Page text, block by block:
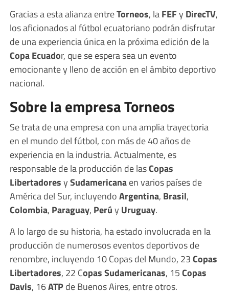
Gracias a esta alianza entreTorneos, laFEFy DirecTV,
los aficionados al fútbol ecuatoriano podrán disfrutar
de una experiencia única en la próxima edición de la
Copa Ecuador, que se espera sea un evento
emocionante y lleno de acción en el ámbito deportivo
nacional.
Sobre la empresa Torneos
Se trata de una empresa con una amplia trayectoria
en el mundo del fútbol, con más de 40 años de
experiencia en la industria. Actualmente, es
responsable de la producción de lasCopas
LibertadoresySudamericanaen varios países de
América del Sur, incluyendoArgentina, Brasil,
Colombia, Paraguay, Perúy Uruguay.
A lo largo de su historia, ha estado involucrada en la
producción de numerosos eventos deportivos de
renombre, incluyendo 10 Copas del Mundo, 23Copas
Libertadores, 22 Copas Sudamericanas, 15Copas
Davis, 16ATPde Buenos Aires, entre otros.